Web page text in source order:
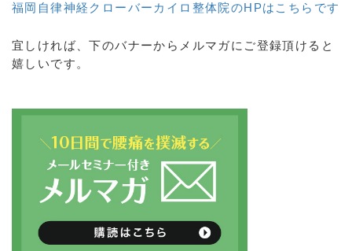
福岡自律神経クローバーカイロ整体院のHPはこちらです
宜しければ、下のバナーからメルマガにご登録頂けると
嬉しいです。